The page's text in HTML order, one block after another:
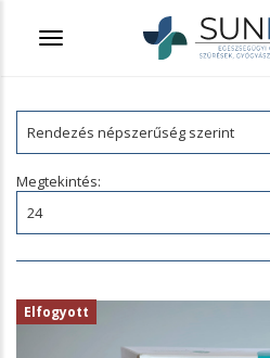
Menü
Termékek
Rendezés:
Megtekintés:
Elfogyott